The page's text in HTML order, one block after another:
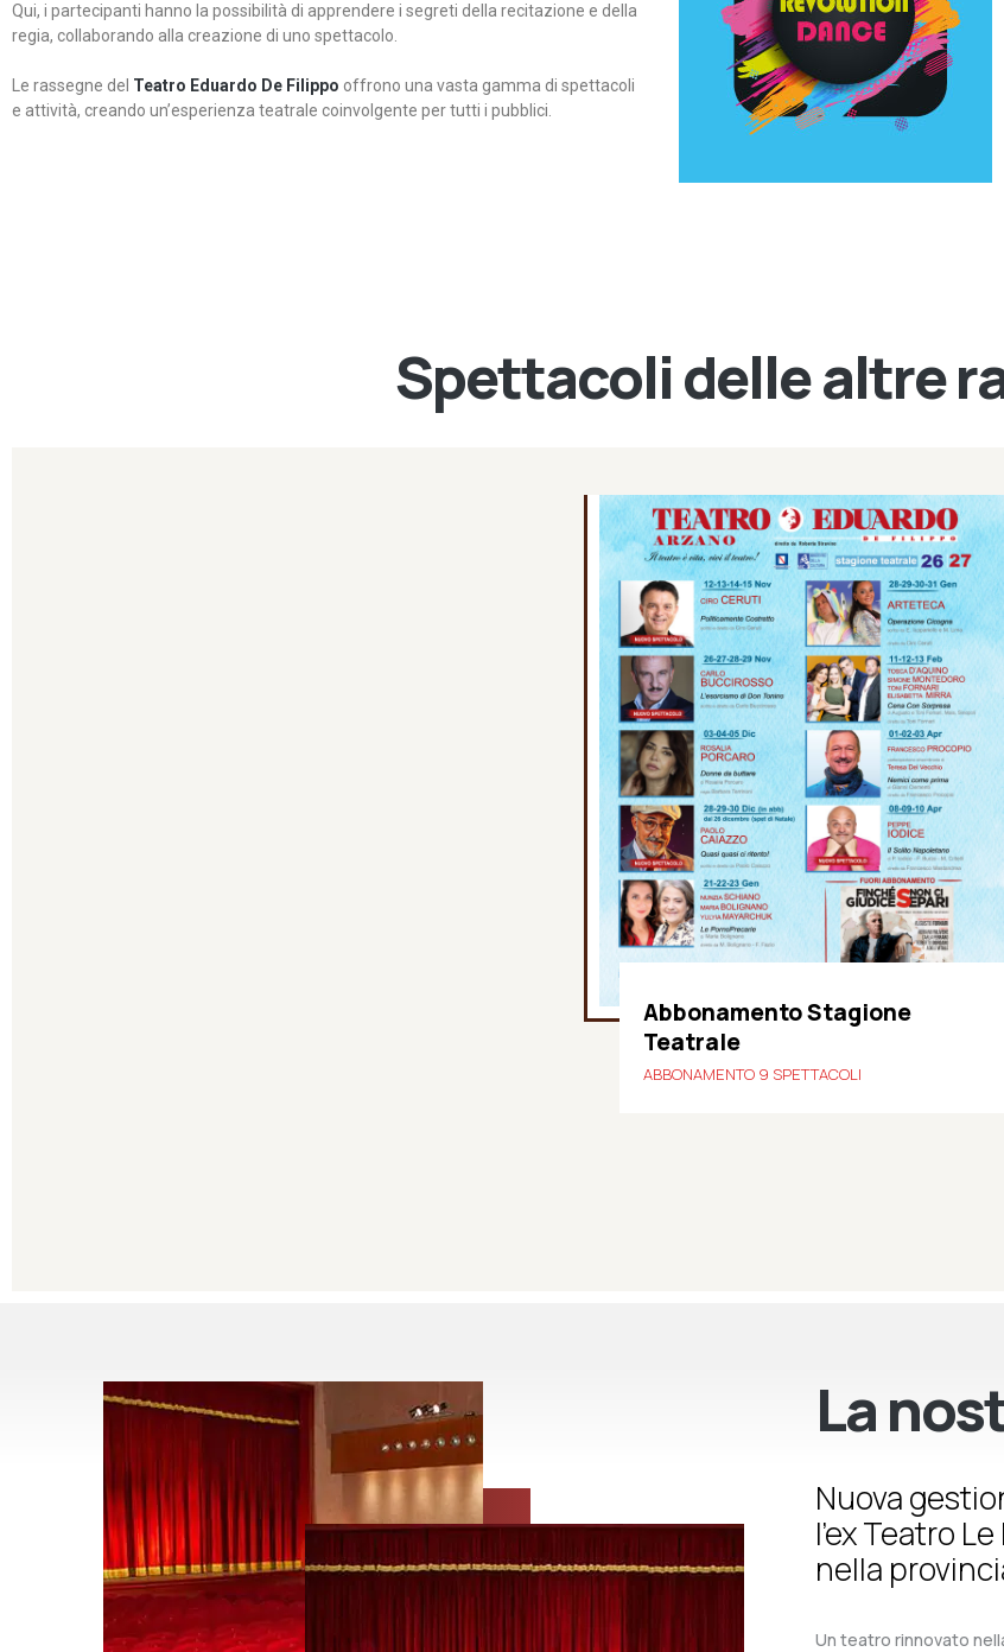
Qui, i partecipanti hanno la possibilità di apprendere i segreti della recitazione e della
regia, collaborando alla creazione di uno spettacolo.
Le rassegne del Teatro Eduardo De Filippo offrono una vasta gamma di spettacoli
e attività, creando un’esperienza teatrale coinvolgente per tutti i pubblici.
Revolution Dance
Rassegna di danza
contemporanea – I Edizione
Spettacoli delle altre
Abbonamento Stagione
Teatrale
ABBONAMENTO 9 SPETTACOLI
La
Nuova
l’ex Teatro
nella
Un teatro rinnovato